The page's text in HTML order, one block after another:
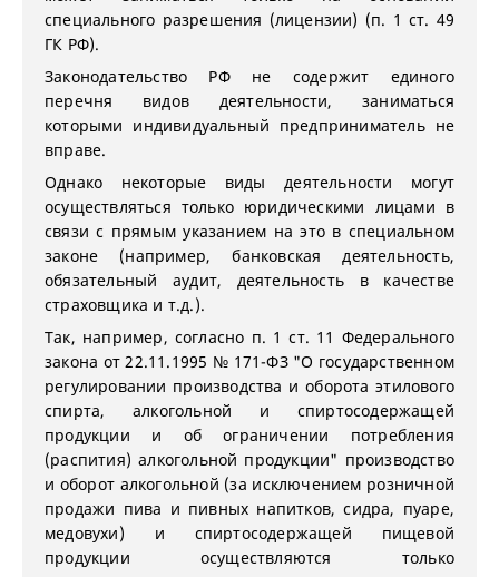
специального разрешения (лицензии) (п. 1 ст. 49
ГК РФ).
Законодательство РФ не содержит единого
перечня видов деятельности, заниматься
которыми индивидуальный предприниматель не
вправе.
Однако некоторые виды деятельности могут
осуществляться только юридическими лицами в
связи с прямым указанием на это в специальном
законе (например, банковская деятельность,
обязательный аудит, деятельность в качестве
страховщика и т.д.).
Так, например, согласно п. 1 ст. 11 Федерального
закона от 22.11.1995 № 171-ФЗ "О государственном
регулировании производства и оборота этилового
спирта, алкогольной и спиртосодержащей
продукции и об ограничении потребления
(распития) алкогольной продукции" производство
и оборот алкогольной (за исключением розничной
продажи пива и пивных напитков, сидра, пуаре,
медовухи) и спиртосодержащей пищевой
продукции осуществляются только